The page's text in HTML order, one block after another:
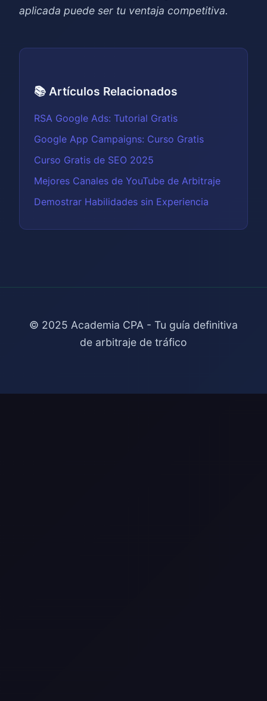
aplicada puede ser tu ventaja competitiva.
📚 Artículos Relacionados
RSA Google Ads: Tutorial Gratis
Google App Campaigns: Curso Gratis
Curso Gratis de SEO 2025
Mejores Canales de YouTube de Arbitraje
Demostrar Habilidades sin Experiencia
© 2025 Academia CPA - Tu guía definitiva
de arbitraje de tráfico